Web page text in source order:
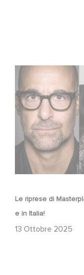
Le riprese di
e in Italia!
13 Ottobre 2025
Le riprese di